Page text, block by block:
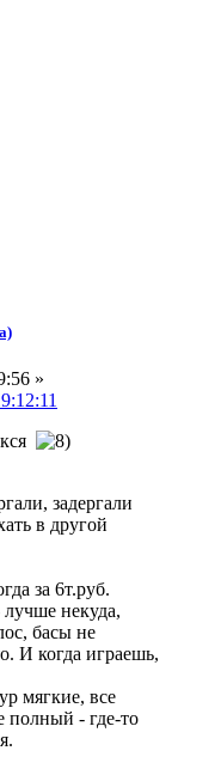
»
задергали
в другой
за 6т.руб.
некуда,
басы не
И когда играешь,
мягкие, все
полный - где-то